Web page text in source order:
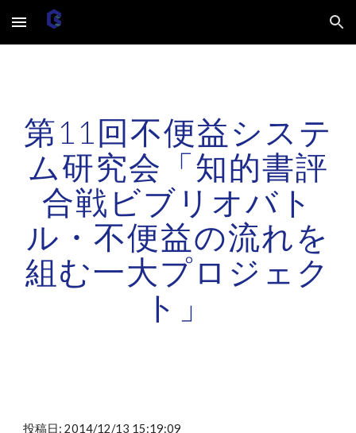
Skip to main content Skip to navigation
第11回不便益システ
ム研究会「知的書評
合戦ビブリオバト
ル・不便益の流れを
組む一大プロジェク
ト」
投稿日: 2014/12/13 15:19:09